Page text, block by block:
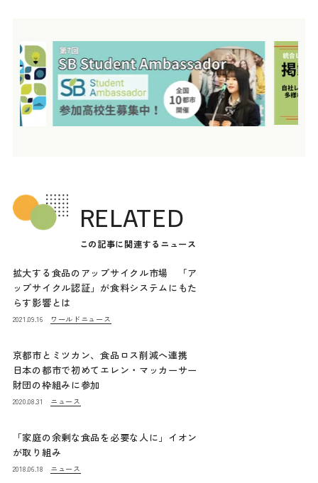
RELATED
この記事に関連するニュース
拡大する食品のアップサイクル市場 「ア
ップサイクル認証」が食料システムにもた
らす影響とは
2021.09.16 ワールドニュース
京都市とミツカン、食品ロス削減へ連携
日本の都市で初めてエレン・マッカーサー
財団の枠組みに参加
2020.08.31 ニュース
「家庭の余剰な食品を必要な人に」イオン
が取り組み
2018.06.18 ニュース